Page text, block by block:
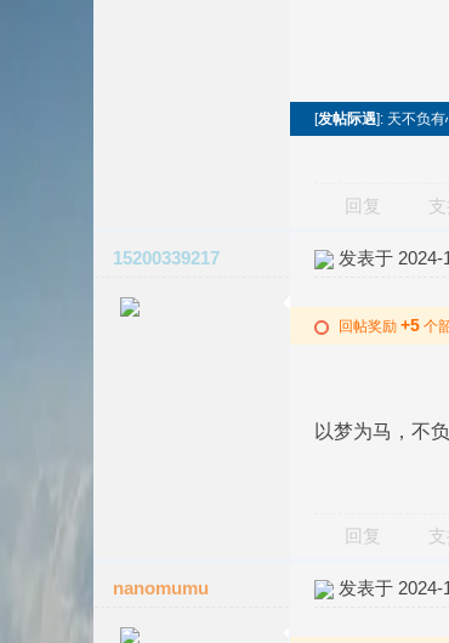
[发帖际遇]: 天不负
回复
15200339217 发表于 2024-
回帖奖励 +5 个
以梦为马，不
回复
nanomumu 发表于 2024-